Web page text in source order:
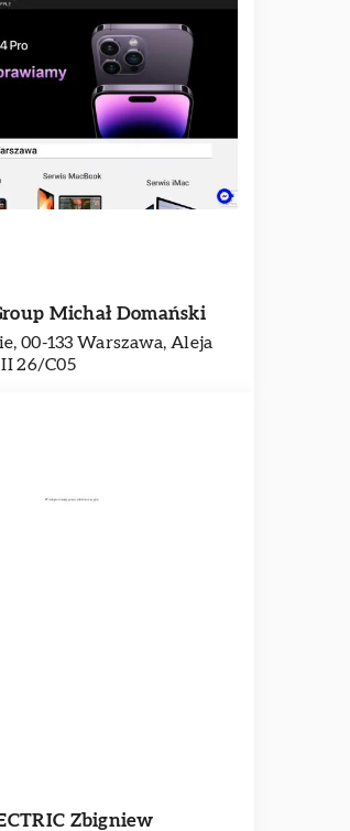
Michał Domański
00-133 Warszawa, Aleja
II 26/C05
Zbigniew